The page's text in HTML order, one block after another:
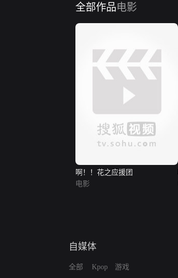
全部作品电影
啊！！花之应援团
电影
自媒体
全部 Kpop 游戏